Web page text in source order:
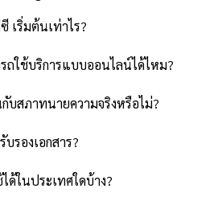
เริ่มต้นเท่าไร?
ถใช้บริการแบบออนไลน์ได้ไหม?
สภาทนายความจริงหรือไม่?
บรองเอกสาร?
ด้ในประเทศใดบ้าง?